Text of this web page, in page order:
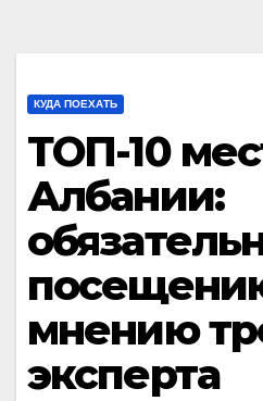
КУДА ПОЕХАТЬ
ТОП-10
Албании:
мнению
эксперта